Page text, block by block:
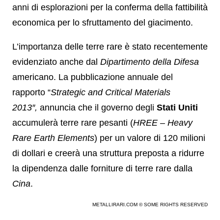
anni di esplorazioni per la conferma della fattibilità
economica per lo sfruttamento del giacimento.
L’importanza delle terre rare è stato recentemente
evidenziato anche dal Dipartimento della Difesa
americano. La pubblicazione annuale del
rapporto “Strategic and Critical Materials
2013″, annuncia che il governo degli Stati Uniti
accumulerà terre rare pesanti (HREE – Heavy
Rare Earth Elements) per un valore di 120 milioni
di dollari e creerà una struttura preposta a ridurre
la dipendenza dalle forniture di terre rare dalla
Cina.
METALLIRARI.COM © SOME RIGHTS RESERVED